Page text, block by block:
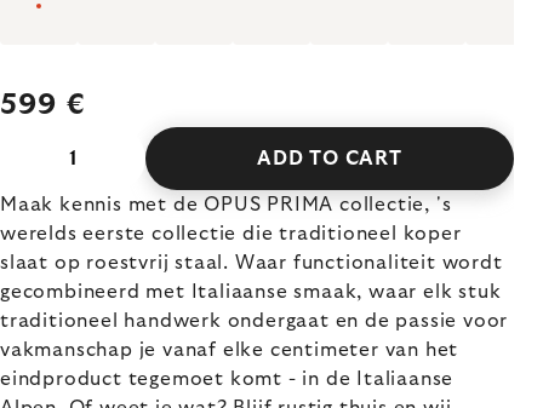
599 €
ADD TO CART
Maak kennis met de OPUS PRIMA collectie, 's
werelds eerste collectie die traditioneel koper
slaat op roestvrij staal. Waar functionaliteit wordt
gecombineerd met Italiaanse smaak, waar elk stuk
traditioneel handwerk ondergaat en de passie voor
vakmanschap je vanaf elke centimeter van het
eindproduct tegemoet komt - in de Italiaanse